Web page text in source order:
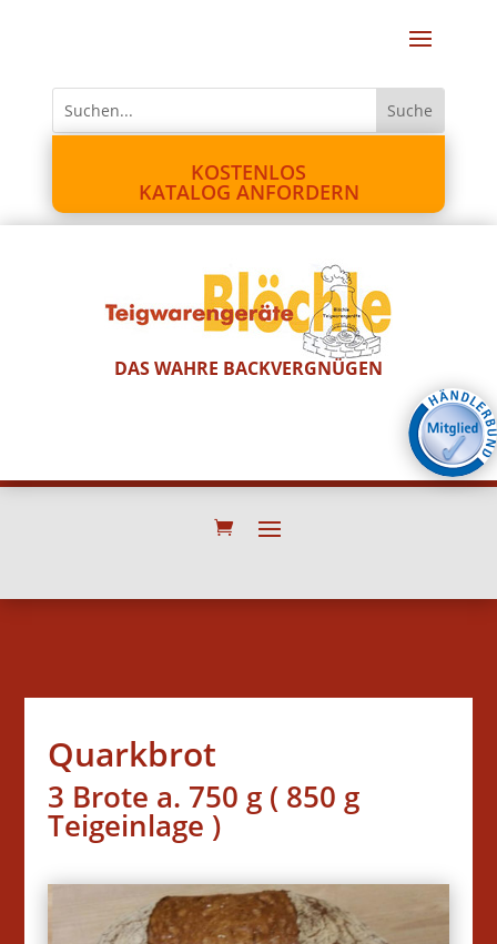
KOSTENLOS
KATALOG ANFORDERN
DAS WAHRE BACKVERGNÜGEN
Quarkbrot
3 Brote a. 750 g ( 850 g
Teigeinlage )